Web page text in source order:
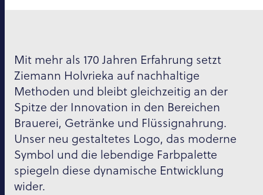
Mit mehr als 170 Jahren Erfahrung setzt
Ziemann Holvrieka auf nachhaltige
Methoden und bleibt gleichzeitig an der
Spitze der Innovation in den Bereichen
Brauerei, Getränke und Flüssignahrung.
Unser neu gestaltetes Logo, das moderne
Symbol und die lebendige Farbpalette
spiegeln diese dynamische Entwicklung
wider.